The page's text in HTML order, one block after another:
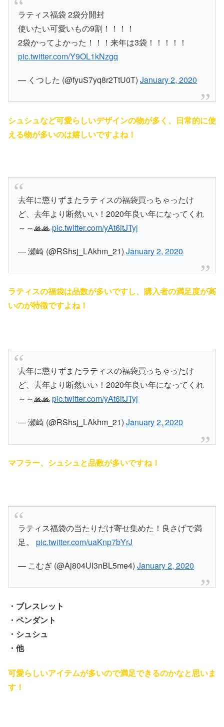
ラティス福袋 2袋分開封
使いたい可愛いもの9割！！！！
2袋かってよかった！！！来年は3袋！！！！！
pic.twitter.com/Y9OL1kNzgq
— くつした (@fyuS7yq8r2TtU0T)January 2, 2020
シュシュなど可愛らしいデザインの物が多く、日常的に使
える物が多いのは嬉しいですよね！
去年に懲りずまたラティスの福袋買っちゃったけ
ど、去年より断然いい！2020年良い年になってくれ
～～🙏🙏pic.twitter.com/yAt6itJTyj
— 瀬崎 (@RShsj_LAkhm_21)January 2, 2020
ラティスの福袋は品数が多いですし、購入者の満足度が高
いのが特徴ですよね！
去年に懲りずまたラティスの福袋買っちゃったけ
ど、去年より断然いい！2020年良い年になってくれ
～～🙏🙏pic.twitter.com/yAt6itJTyj
— 瀬崎 (@RShsj_LAkhm_21)January 2, 2020
マフラー、シュシュと品数が多いですね！
ラティス福袋の当たりだけ寄せ集めた！良さげで満
足。pic.twitter.com/uaKnp7bYrJ
— こむぎ (@Aj804UI3nBL5me4)January 2, 2020
・ブレスレット
・ペンダント
・シュシュ
・他
可愛らしいアイテムが多いので満足できるのかなと思いま
す！